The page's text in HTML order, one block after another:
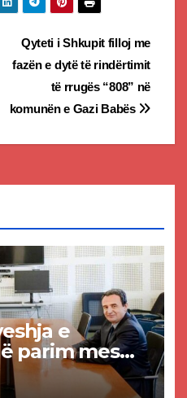
Qyteti i Shkupit filloj me
fazën e dytë të rindërtimit
të rrugës “808” në
komunën e Gazi Babës
e
parim mes